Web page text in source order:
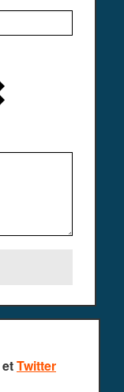
etTwitter